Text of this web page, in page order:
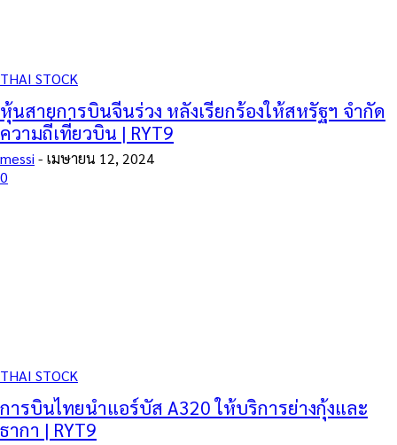
THAI STOCK
หุ้นสายการบินจีนร่วง หลังเรียกร้องให้สหรัฐฯ จำกัด
ความถี่เที่ยวบิน | RYT9
messi - เมษายน 12, 2024
0
THAI STOCK
การบินไทยนำแอร์บัส A320 ให้บริการย่างกุ้งและ
ธากา | RYT9